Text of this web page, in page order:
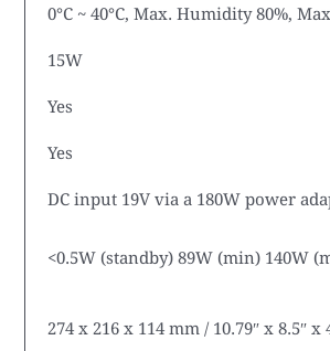
0°C ~ 40°C, Max. Humidity 80%,
15W
Yes
Yes
DC input 19V via a 180W power
<0.5W (standby) 89W (min) 140W
274 x 216 x 114 mm / 10.79″ x 8.5″ x